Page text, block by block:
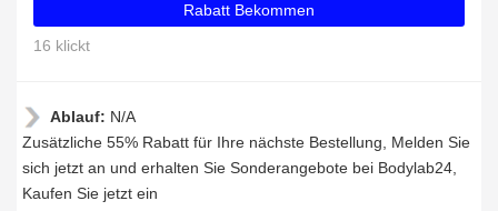
Rabatt Bekommen
16 klickt
Ablauf: N/A
Zusätzliche 55% Rabatt für Ihre nächste Bestellung, Melden Sie
sich jetzt an und erhalten Sie Sonderangebote bei Bodylab24,
Kaufen Sie jetzt ein